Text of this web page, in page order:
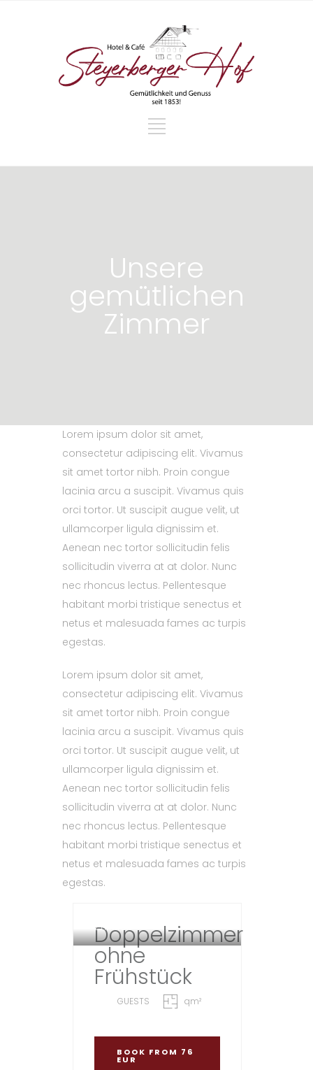
Unsere
gemütlichen
Zimmer
Lorem ipsum dolor sit amet,
consectetur adipiscing elit. Vivamus
sit amet tortor nibh. Proin congue
lacinia arcu a suscipit. Vivamus quis
orci tortor. Ut suscipit augue velit, ut
ullamcorper ligula dignissim et.
Aenean nec tortor sollicitudin felis
sollicitudin viverra at at dolor. Nunc
nec rhoncus lectus. Pellentesque
habitant morbi tristique senectus et
netus et malesuada fames ac turpis
egestas.
Lorem ipsum dolor sit amet,
consectetur adipiscing elit. Vivamus
sit amet tortor nibh. Proin congue
lacinia arcu a suscipit. Vivamus quis
orci tortor. Ut suscipit augue velit, ut
ullamcorper ligula dignissim et.
Aenean nec tortor sollicitudin felis
sollicitudin viverra at at dolor. Nunc
nec rhoncus lectus. Pellentesque
habitant morbi tristique senectus et
netus et malesuada fames ac turpis
egestas.
ZIMMER
Doppelzimmer
ohne
Frühstück
GUESTS qm²
BOOK FROM 76
EUR